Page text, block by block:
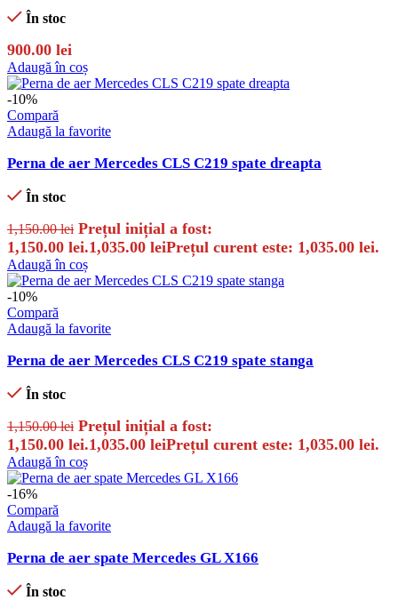
În stoc
900.00 lei
Adaugă în coș
-10%
Compară
Adaugă la favorite
Perna de aer Mercedes CLS C219 spate dreapta
În stoc
1,150.00lei Prețul inițial a fost:
1,150.00 lei.1,035.00 leiPrețul curent este: 1,035.00 lei.
Adaugă în coș
-10%
Compară
Adaugă la favorite
Perna de aer Mercedes CLS C219 spate stanga
În stoc
1,150.00lei Prețul inițial a fost:
1,150.00 lei.1,035.00 leiPrețul curent este: 1,035.00 lei.
Adaugă în coș
-16%
Compară
Adaugă la favorite
Perna de aer spate Mercedes GL X166
În stoc